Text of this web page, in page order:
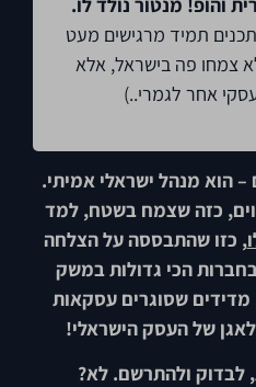
והופ! מנטור נולד לו.
תמיד מרגישים מעט
צמחו פה בישראל, אלא
אחר לגמרי..)
הוא מנהל ישראלי אמיתי.
כזה שצמח בשטח, למד
, כזו שהתבססה על הצלחה
הכי גדולות במשק
שסוגרים עסקאות
של העסק הישראלי!
ולהתרשם. לא?